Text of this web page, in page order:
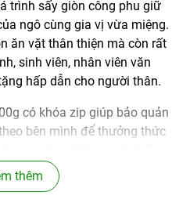
trình sấy giòn công phu giữ
ngô cùng gia vị vừa miệng.
ăn vặt thân thiện mà còn rất
sinh viên, nhân viên văn
hấp dẫn cho người thân.
có khóa zip giúp bảo quản
bên mình để thưởng thức
nhẹ không quá ngọt, không
thống nhưng vẫn hấp dẫn
thêm